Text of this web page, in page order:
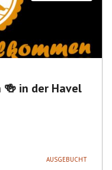
🍻 in der Havel
AUSGEBUCHT